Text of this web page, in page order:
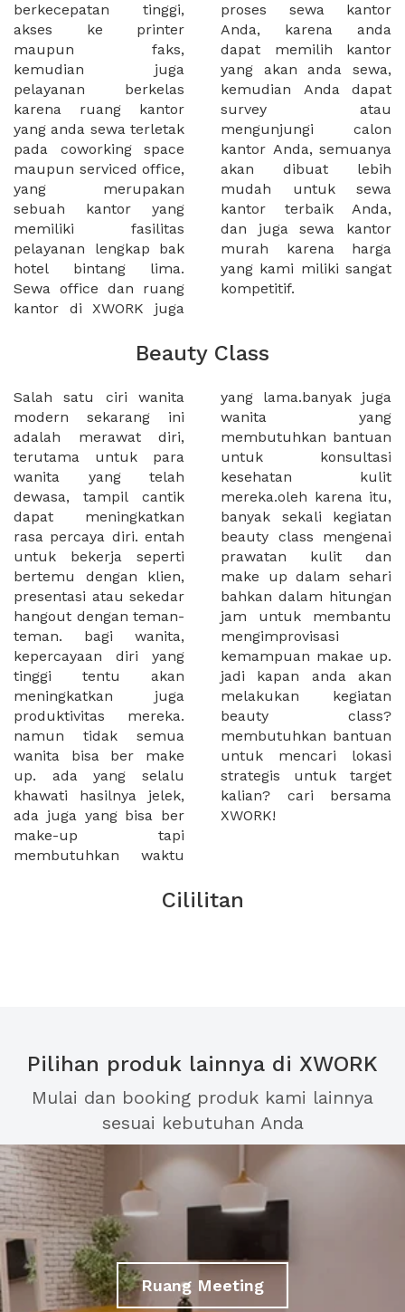
berkecepatan tinggi,
akses ke printer
maupun faks,
kemudian juga
pelayanan berkelas
karena ruang kantor
yang anda sewa terletak
pada coworking space
maupun serviced office,
yang merupakan
sebuah kantor yang
memiliki fasilitas
pelayanan lengkap bak
hotel bintang lima.
Sewa office dan ruang
kantor di XWORK juga
proses sewa kantor
Anda, karena anda
dapat memilih kantor
yang akan anda sewa,
kemudian Anda dapat
survey atau
mengunjungi calon
kantor Anda, semuanya
akan dibuat lebih
mudah untuk sewa
kantor terbaik Anda,
dan juga sewa kantor
murah karena harga
yang kami miliki sangat
kompetitif.
Beauty Class
Salah satu ciri wanita
modern sekarang ini
adalah merawat diri,
terutama untuk para
wanita yang telah
dewasa, tampil cantik
dapat meningkatkan
rasa percaya diri. entah
untuk bekerja seperti
bertemu dengan klien,
presentasi atau sekedar
hangout dengan teman-
teman. bagi wanita,
kepercayaan diri yang
tinggi tentu akan
meningkatkan juga
produktivitas mereka.
namun tidak semua
wanita bisa ber make
up. ada yang selalu
khawati hasilnya jelek,
ada juga yang bisa ber
make-up tapi
membutuhkan waktu
yang lama.banyak juga
wanita yang
membutuhkan bantuan
untuk konsultasi
kesehatan kulit
mereka.oleh karena itu,
banyak sekali kegiatan
beauty class mengenai
prawatan kulit dan
make up dalam sehari
bahkan dalam hitungan
jam untuk membantu
mengimprovisasi
kemampuan makae up.
jadi kapan anda akan
melakukan kegiatan
beauty class?
membutuhkan bantuan
untuk mencari lokasi
strategis untuk target
kalian? cari bersama
XWORK!
Cililitan
Pilihan produk lainnya di XWORK
Mulai dan booking produk kami lainnya
sesuai kebutuhan Anda
Ruang Meeting